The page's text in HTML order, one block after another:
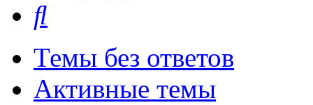
Темы без ответов
Активные темы